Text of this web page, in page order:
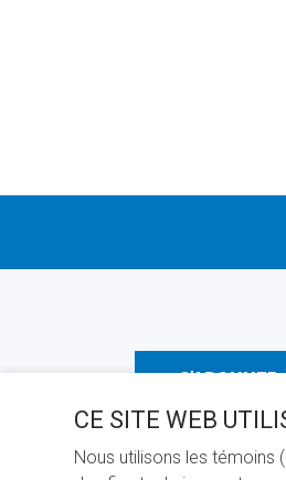
S'ABONNER
CE SITE WEB
Nous utilisons les témoins